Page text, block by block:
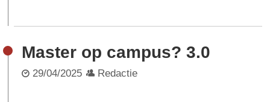
Master op campus? 3.0
29/04/2025 Redactie